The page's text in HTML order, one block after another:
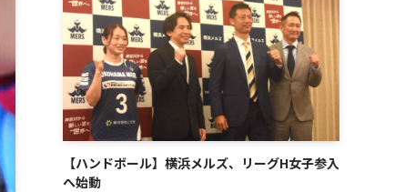
【ハンドボール】横浜メルズ、リーグH女子参入
へ始動